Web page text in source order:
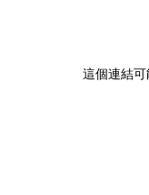
這個連結可